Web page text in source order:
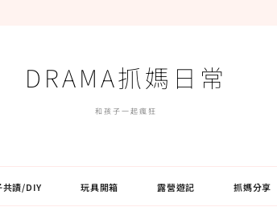
DRAMA抓媽日常
和孩子一起瘋狂
共讀/DIY 玩具開箱 露營遊記 抓媽分享